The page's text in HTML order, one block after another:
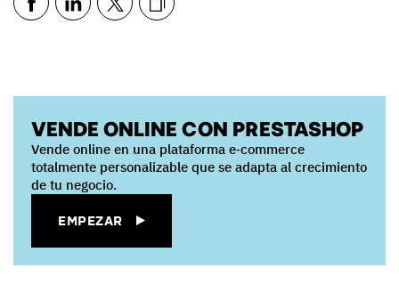
VENDE ONLINE CON PRESTASHOP
Vende online en una plataforma e‑commerce
totalmente personalizable que se adapta al crecimiento
de tu negocio.
EMPEZAR